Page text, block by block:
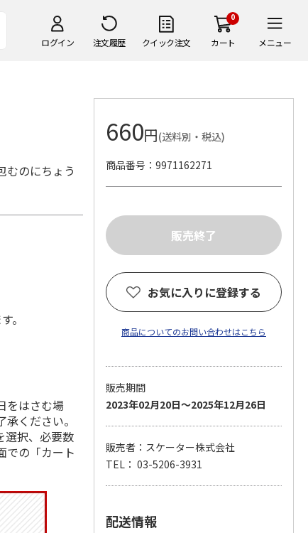
ログイン 注文履歴 クイック注文
0
カート メニュー
むのにちょう
。
をはさむ場
ください。
選択、必要数
での「カート
660円(送料別・税込)
商品番号
9971162271
お気に入りに登録する
商品についてのお問い合わせはこちら
販売期間
2023年02月20日～2025年12月26日
販売者：スケーター株式会社
TEL： 03-5206-3931
配送情報